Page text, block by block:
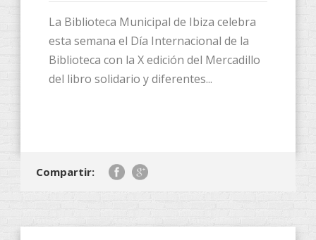
La Biblioteca Municipal de Ibiza celebra
esta semana el Día Internacional de la
Biblioteca con la X edición del Mercadillo
del libro solidario y diferentes...
Compartir: